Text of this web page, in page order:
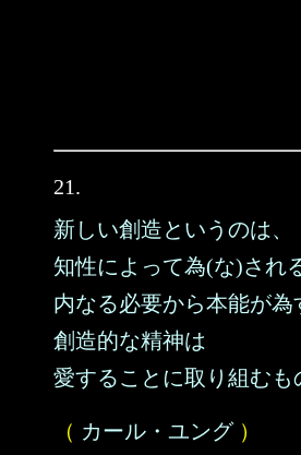
21.
新しい創造というのは、
知性によって為(な)され
内なる必要から本能が為
創造的な精神は
愛することに取り組むも
（ カール・ユング）